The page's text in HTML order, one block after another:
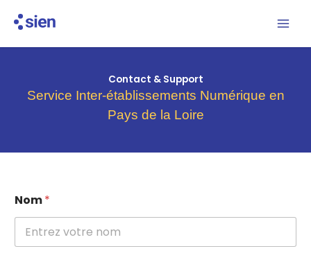
Contact & Support
Service Inter-établissements Numérique en
Pays de la Loire
a
l
Nom*